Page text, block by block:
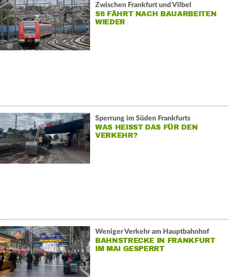
Zwischen Frankfurt und Vilbel
S6 FÄHRT NACH BAUARBEITEN
WIEDER
Sperrung im Süden Frankfurts
WAS HEISST DAS FÜR DEN V
ERKEHR?
Weniger Verkehr am Hauptbahnhof
BAHNSTRECKE IN FRANKFURT
IM MAI GESPERRT